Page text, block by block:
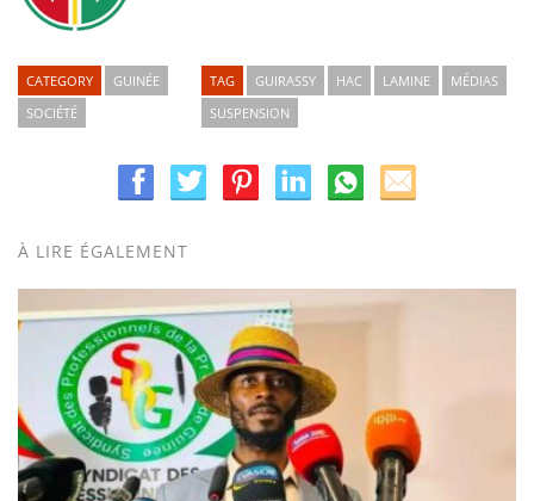
CATEGORY
GUINÉE
SOCIÉTÉ
TAG GUIRASSY HAC LAMINE
MÉDIAS
SUSPENSION
À LIRE ÉGALEMENT